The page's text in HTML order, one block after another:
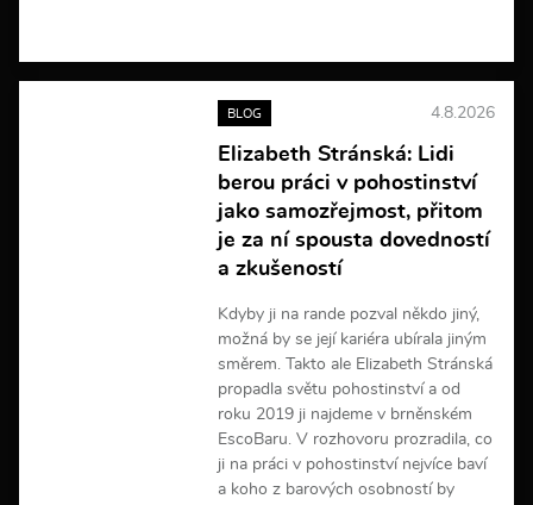
e
i
f
o
r
a
c
BLOG 4.8.2026
Elizabeth Stránská: Lidi
berou práci v pohostinství
jako samozřejmost, přitom
je za ní spousta dovedností
a zkušeností
Kdyby ji na rande pozval někdo jiný,
možná by se její kariéra ubírala jiným
směrem. Takto ale Elizabeth Stránská
propadla světu pohostinství a od
roku 2019 ji najdeme v brněnském
EscoBaru. V rozhovoru prozradila, co
ji na práci v pohostinství nejvíce baví
a koho z barových osobností by